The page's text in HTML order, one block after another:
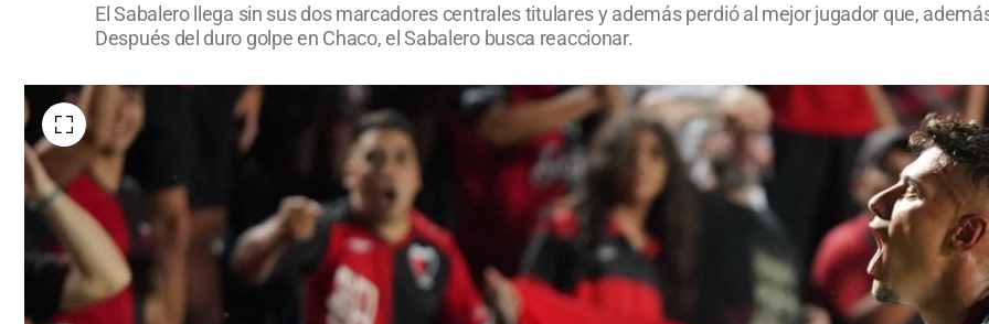
El Sabalero llega sin sus dos marcadores centrales titulares y además perdió al mejor jugador que,
Después del duro golpe en Chaco, el Sabalero busca reaccionar.